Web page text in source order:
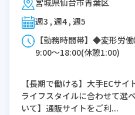
宮城県仙台市青葉区
週3 , 週4 , 週5
【勤務時間帯】◆変形労
9:00〜18:00(休憩1:00)
※残業：1〜5時間程度/月
【長期で働ける】大手ECサ
ライフスタイルに合わせて選
いて】通販サイトをご利...